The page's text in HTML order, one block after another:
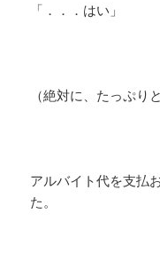
「．．．はい」
（絶対に、たっぷり
アルバイト代を支払
た。